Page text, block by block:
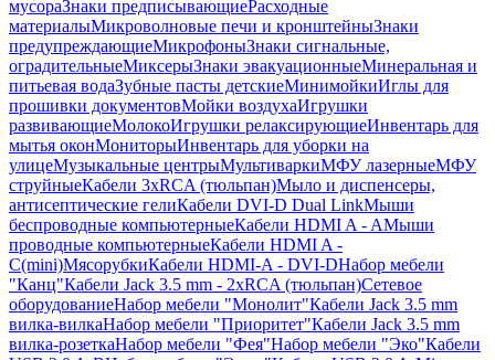
мусораЗнаки предписывающиеРасходные
материалыМикроволновые печи и кронштейныЗнаки
предупреждающиеМикрофоныЗнаки сигнальные,
оградительныеМиксерыЗнаки эвакуационныеМинеральная и
питьевая водаЗубные пасты детскиеМинимойкиИглы для
прошивки документовМойки воздухаИгрушки
развивающиеМолокоИгрушки релаксирующиеИнвентарь для
мытья оконМониторыИнвентарь для уборки на
улицеМузыкальные центрыМультиваркиМФУ лазерныеМФУ
струйныеКабели 3xRCA (тюльпан)Мыло и диспенсеры,
антисептические гелиКабели DVI-D Dual LinkМыши
беспроводные компьютерныеКабели HDMI A - AМыши
проводные компьютерныеКабели HDMI A -
C(mini)МясорубкиКабели HDMI-A - DVI-DНабор мебели
"Канц"Кабели Jack 3.5 mm - 2xRCA (тюльпан)Сетевое
оборудованиеНабор мебели "Монолит"Кабели Jack 3.5 mm
вилка-вилкаНабор мебели "Приоритет"Кабели Jack 3.5 mm
вилка-розеткаНабор мебели "Фея"Набор мебели "Эко"Кабели